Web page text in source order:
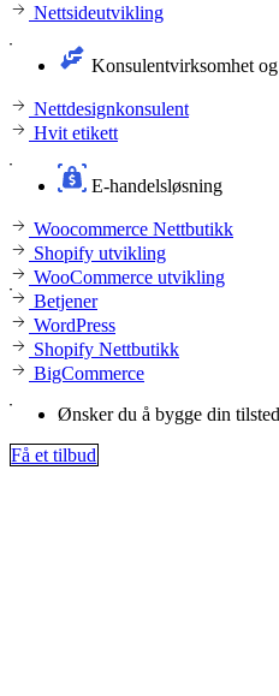
Nettsideutvikling
Konsulentvirksomhet
Nettdesignkonsulent
Hvit etikett
E-handelsløsning
Woocommerce Nettbutikk
Shopify utvikling
WooCommerce utvikling
Betjener
WordPress
Shopify Nettbutikk
BigCommerce
Ønsker du å bygge din
Få et tilbud